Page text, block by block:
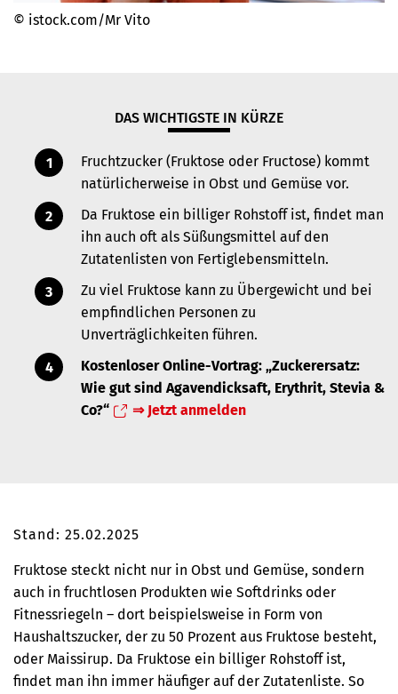
© istock.com/Mr Vito
DAS WICHTIGSTE IN KÜRZE
Fruchtzucker (Fruktose oder Fructose) kommt
natürlicherweise in Obst und Gemüse vor.
Da Fruktose ein billiger Rohstoff ist, findet man
ihn auch oft als Süßungsmittel auf den
Zutatenlisten von Fertiglebensmitteln.
Zu viel Fruktose kann zu Übergewicht und bei
empfindlichen Personen zu
Unverträglichkeiten führen.
Kostenloser Online-Vortrag: „Zuckerersatz:
Wie gut sind Agavendicksaft, Erythrit, Stevia &
Co?“
⇒ Jetzt anmelden
Stand: 25.02.2025
Fruktose steckt nicht nur in Obst und Gemüse, sondern
auch in fruchtlosen Produkten wie Softdrinks oder
Fitnessriegeln – dort beispielsweise in Form von
Haushaltszucker, der zu 50 Prozent aus Fruktose besteht,
oder Maissirup. Da Fruktose ein billiger Rohstoff ist,
findet man ihn immer häufiger auf der Zutatenliste. So